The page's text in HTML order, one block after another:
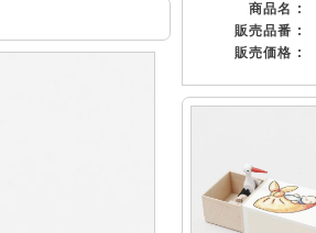
商品名 :
販売品番 :
販売価格 :